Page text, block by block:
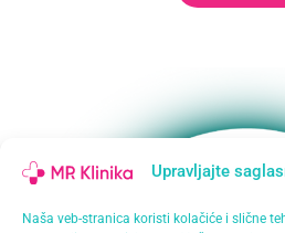
Upravljajte
Naša veb-stranica koristi kolačiće i slične